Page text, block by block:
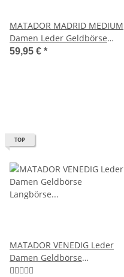
MATADOR MADRID MEDIUM
Damen Leder Geldbörse
Langbörse
59,95 € *
TOP
MATADOR VENEDIG Leder
Damen Geldbörse
Langbörse RFID 18 Farben